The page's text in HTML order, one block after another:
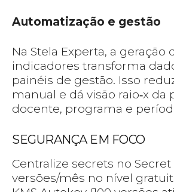
Automatização e gestão
Na Stela Experta, a geração
indicadores transforma
painéis de gestão. Isso
manual e dá visão raio‑x da
docente, programa e
SEGURANÇA EM FOCO
Centralize secrets no
versões/mês no nível